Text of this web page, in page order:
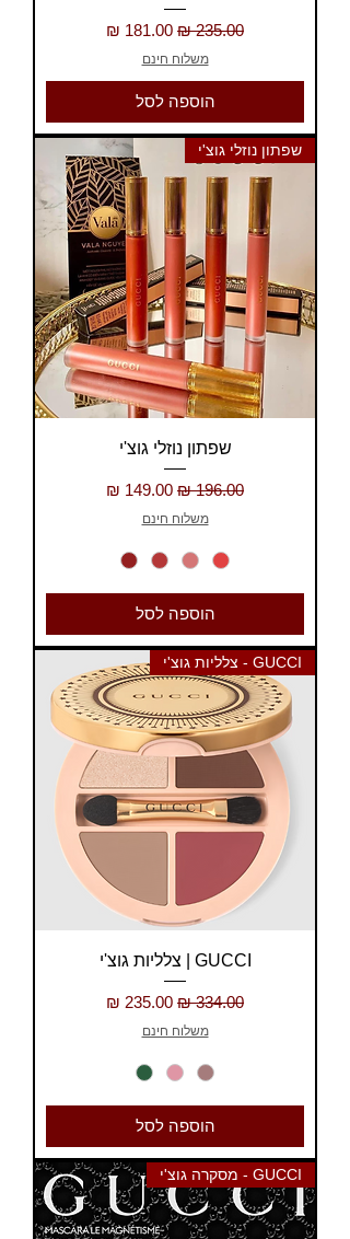
מחיר רגיל מחיר מבצע
משלוח חינם
הוספה לסל
שפתון נוזלי גוצ'י
שפתון נוזלי גוצ'י
מחיר רגיל מחיר מבצע
משלוח חינם
הוספה לסל
GUCCI - צלליות גוצ'י
GUCCI | צלליות גוצ'י
מחיר רגיל מחיר מבצע
משלוח חינם
הוספה לסל
GUCCI - מסקרה גוצ'י